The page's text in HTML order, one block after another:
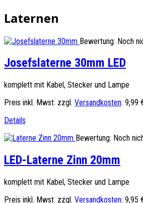
Laternen
Bewertung: Noch
Josefslaterne 30mm LED
komplett mit Kabel, Stecker und Lampe
Preis inkl. Mwst. zzgl. Versandkosten: 9,99
Details
Bewertung: Noch
LED-Laterne Zinn 20mm
komplett mit Kabel, Stecker und Lampe
Preis inkl. Mwst. zzgl. Versandkosten: 9,95